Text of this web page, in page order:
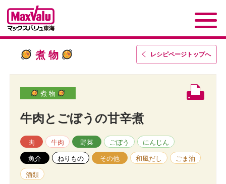
レシピページトップへ
煮 物
煮 物
牛肉とごぼうの甘辛煮
肉 牛肉 野菜 ごぼう にんじん
魚介 ねりもの その他 和風だし ごま油
酒類